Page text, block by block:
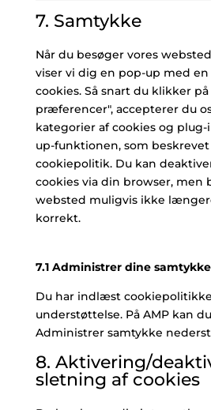
7. Samtykke
Når du besøger vores
viser vi dig en pop-up med
cookies. Så snart du klikker på
præferencer", accepterer du
kategorier af cookies og
up-funktionen, som
cookiepolitik. Du kan
cookies via din browser, men
websted muligvis ikke
korrekt.
7.1 Administrer dine
Du har indlæst
understøttelse. På AMP kan
Administrer samtykke
8. Aktivering/
sletning af cookies